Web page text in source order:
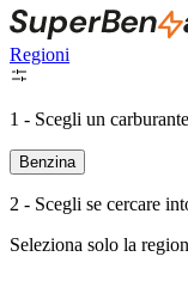
Regioni
1 - Scegli un carburante
Benzina
2 - Scegli se cercare
Seleziona solo la